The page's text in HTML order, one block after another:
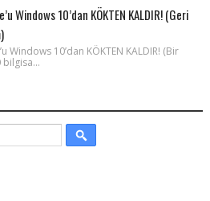
Windows 10’dan KÖKTEN KALDIR! (Geri
Windows 10’dan KÖKTEN KALDIR! (Bir
bilgisa...